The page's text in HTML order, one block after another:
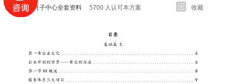
XX金牌月子中心全套资料 5700 人认可本方案 收藏